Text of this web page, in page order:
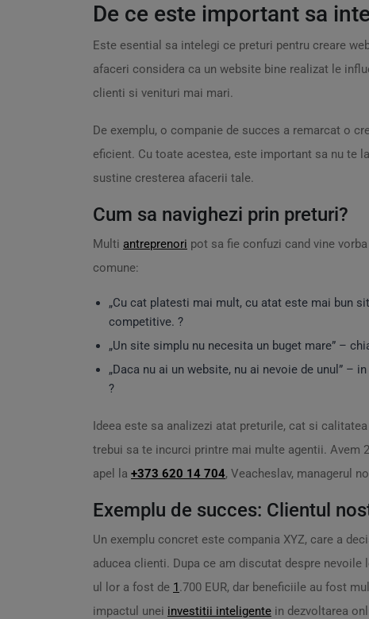
De ce este important sa
Este esential sa intelegi ce preturi pentru creare
afaceri considera ca un website bine realizat le
clienti si venituri mai mari.
De exemplu, o companie de succes a remarcat o
eficient. Cu toate acestea, este important sa nu te
sustine cresterea afacerii tale.
Cum sa navighezi prin preturi?
Multi antreprenori pot sa fie confuzi cand vine
comune:
„Cu cat platesti mai mult, cu atat este mai bun
competitive. ?
„Un site simplu nu necesita un buget mare” –
„Daca nu ai un website, nu ai nevoie de unul”
?
Ideea este sa analizezi atat preturile, cat si
trebui sa te incurci printre mai multe agentii.
apel la +373 620 14 704, Veacheslav, managerul
Exemplu de succes: Clientul
Un exemplu concret este compania XYZ, care a
aducea clienti. Dupa ce am discutat despre
ul lor a fost de 1.700 EUR, dar beneficiile au fost
impactul unei investitii inteligente in dezvoltarea